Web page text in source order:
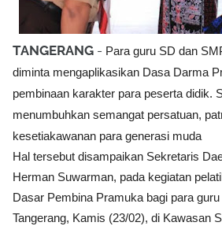
TANGERANG - Para guru SD dan
diminta mengaplikasikan Dasa Darma
pembinaan karakter para peserta didik.
menumbuhkan semangat persatuan,
kesetiakawanan para generasi muda
Hal tersebut disampaikan Sekretaris
Herman Suwarman, pada kegiatan
Dasar Pembina Pramuka bagi para
Tangerang, Kamis (23/02), di Kawasan